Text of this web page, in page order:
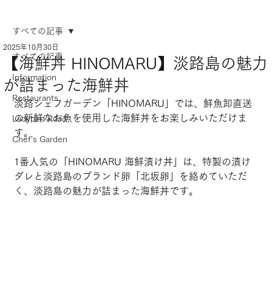
すべての記事
Information
Restaurants
Ladybird Road
Chef's Garden
すべての記事
【海鮮丼 HINOMARU】淡路島の魅力
が詰まった海鮮丼
2025年10月30日
淡路シェフガーデン「HINOMARU」では、鮮魚卸直送
の新鮮なお魚を使用した海鮮丼をお楽しみいただけま
す。
1番人気の「HINOMARU 海鮮漬け丼」は、特製の漬け
ダレと淡路島のブランド卵「北坂卵」を絡めていただ
く、淡路島の魅力が詰まった海鮮丼です。